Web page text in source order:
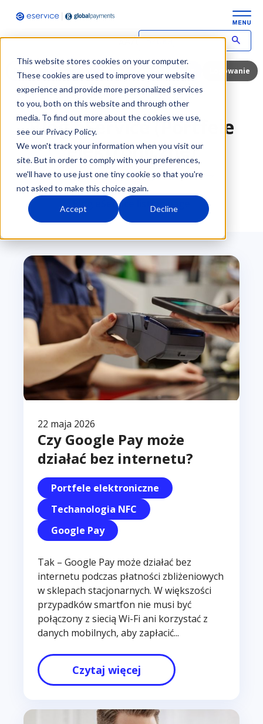
This website stores cookies on your computer.
These cookies are used to improve your website
experience and provide more personalized services
to you, both on this website and through other
media. To find out more about the cookies we use,
see our Privacy Policy.
We won't track your information when you visit our
site. But in order to comply with your preferences,
we'll have to use just one tiny cookie so that you're
not asked to make this choice again.
Accept Decline
p
s
z
w
y
u
k
i
a
n
y
r
m
i
Darmowy terminal płatniczy Zamów kontakt Logowanie
Blog eService (Portfele
elektroniczne)
Strona główna Blog eService
Blog eService listing page
22 maja 2026
Czy Google Pay może
działać bez internetu?
Portfele elektroniczne
Techanologia NFC
Google Pay
Tak – Google Pay może działać bez
internetu podczas płatności zbliżeniowych
w sklepach stacjonarnych. W większości
przypadków smartfon nie musi być
połączony z siecią Wi-Fi ani korzystać z
danych mobilnych, aby zapłacić...
Czytaj więcej